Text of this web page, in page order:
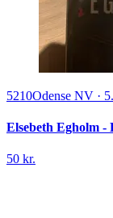
5210Odense NV ·
Elsebeth Egholm -
50 kr.